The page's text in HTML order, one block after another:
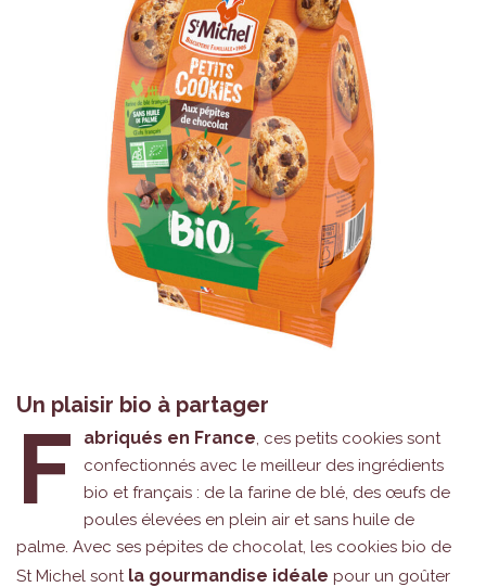
Un plaisir bio à partager
F abriqués en France, ces petits cookies sont
confectionnés avec le meilleur des ingrédients
bio et français : de la farine de blé, des œufs de
poules élevées en plein air et sans huile de
palme. Avec ses pépites de chocolat, les cookies bio de
St Michel sont la gourmandise idéale pour un goûter